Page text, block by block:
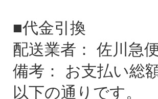
■代金引換
配送業者： 佐川急
備考： お支払い総
以下の通りです。